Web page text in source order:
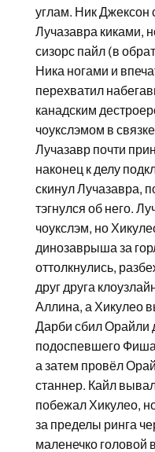
углам. Ник Джексон
Лучазавра киками,
сизорс пайл (в
Ника ногами и
перехватил
канадским
чоукслэмом в
Лучазавр почти
наконец к делу
скинул Лучазавра,
тэгнулся об него.
чоукслэм, но
динозаврыша за
оттолкнулись,
друг друга
Аллина, а Хикулео
Дарби сбил Орайли
подоспевшего
а затем провёл
станнер. Кайл
побежал Хикулео,
за пределы ринга
маленечко головой